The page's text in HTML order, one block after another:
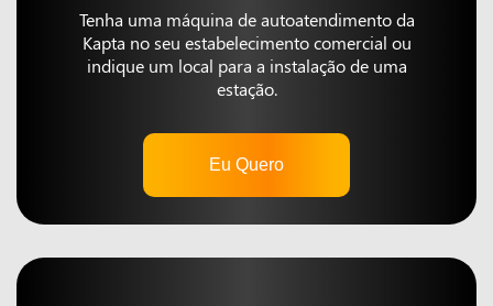
Tenha uma máquina de autoatendimento da
Kapta no seu estabelecimento comercial ou
indique um local para a instalação de uma
estação.
Eu Quero